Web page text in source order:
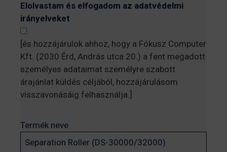
Elolvastam és elfogadom az adatvédelmi
irányelveket
[és hozzájárulok ahhoz, hogy a Fókusz Computer
Kft. (2030 Érd, András utca 20.) a fent megadott
személyes adataimat személyre szabott
árajánlat küldés céljából, hozzájárulásom
visszavonásáig felhasználja.]
Termék neve